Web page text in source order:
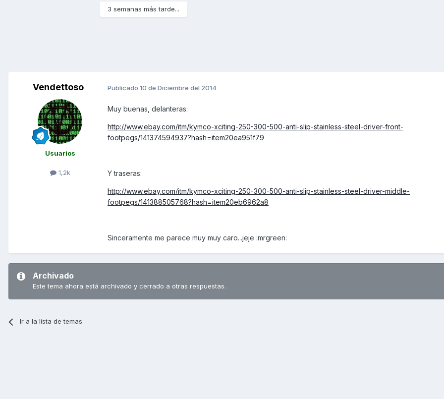
3 semanas más tarde...
Vendettoso
Usuarios
1,2k
Publicado 10 de Diciembre del 2014
Muy buenas, delanteras:
http://www.ebay.com/itm/kymco-xciting-250-300-500-anti-slip-stainless-steel-driver-front-
footpegs/141374594937?hash=item20ea951f79
Y traseras:
http://www.ebay.com/itm/kymco-xciting-250-300-500-anti-slip-stainless-steel-driver-middle-
footpegs/141388505768?hash=item20eb6962a8
Sinceramente me parece muy muy caro...jeje :mrgreen:
Archivado
Este tema ahora está archivado y cerrado a otras respuestas.
Ir a la lista de temas